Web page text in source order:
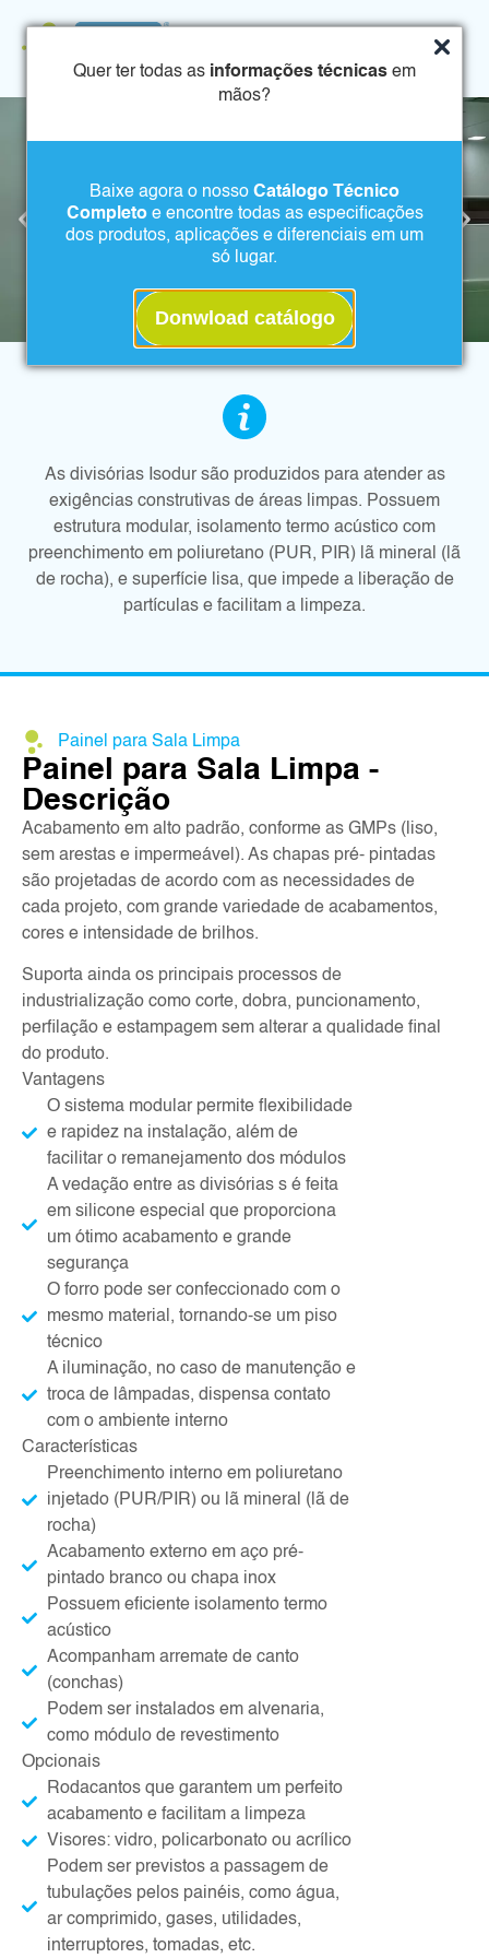
Quer ter todas as informações técnicas em
mãos?
Baixe agora o nosso Catálogo Técnico
Completo e encontre todas as especificações
dos produtos, aplicações e diferenciais em um
só lugar.
Donwload catálogo
As divisórias Isodur são produzidos para atender as
exigências construtivas de áreas limpas. Possuem
estrutura modular, isolamento termo acústico com
preenchimento em poliuretano (PUR, PIR) lã mineral (lã
de rocha), e superfície lisa, que impede a liberação de
partículas e facilitam a limpeza.
Painel para Sala Limpa
Painel para Sala Limpa -
Descrição
Acabamento em alto padrão, conforme as GMPs (liso,
sem arestas e impermeável). As chapas pré- pintadas
são projetadas de acordo com as necessidades de
cada projeto, com grande variedade de acabamentos,
cores e intensidade de brilhos.
Suporta ainda os principais processos de
industrialização como corte, dobra, puncionamento,
perfilação e estampagem sem alterar a qualidade final
do produto.
Vantagens
O sistema modular permite flexibilidade
e rapidez na instalação, além de
facilitar o remanejamento dos módulos
A vedação entre as divisórias s é feita
em silicone especial que proporciona
um ótimo acabamento e grande
segurança
O forro pode ser confeccionado com o
mesmo material, tornando-se um piso
técnico
A iluminação, no caso de manutenção e
troca de lâmpadas, dispensa contato
com o ambiente interno
Características
Preenchimento interno em poliuretano
injetado (PUR/PIR) ou lã mineral (lã de
rocha)
Acabamento externo em aço pré-
pintado branco ou chapa inox
Possuem eficiente isolamento termo
acústico
Acompanham arremate de canto
(conchas)
Podem ser instalados em alvenaria,
como módulo de revestimento
Opcionais
Rodacantos que garantem um perfeito
acabamento e facilitam a limpeza
Visores: vidro, policarbonato ou acrí­lico
Podem ser previstos a passagem de
tubulações pelos painéis, como água,
ar comprimido, gases, utilidades,
interruptores, tomadas, etc.